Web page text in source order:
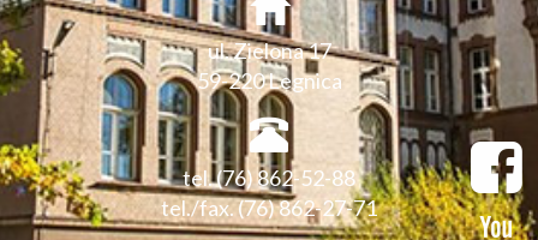
ul. Zielona 17
59-220 Legnica
tel. (76) 862-52-88
tel./fax. (76) 862-27-71